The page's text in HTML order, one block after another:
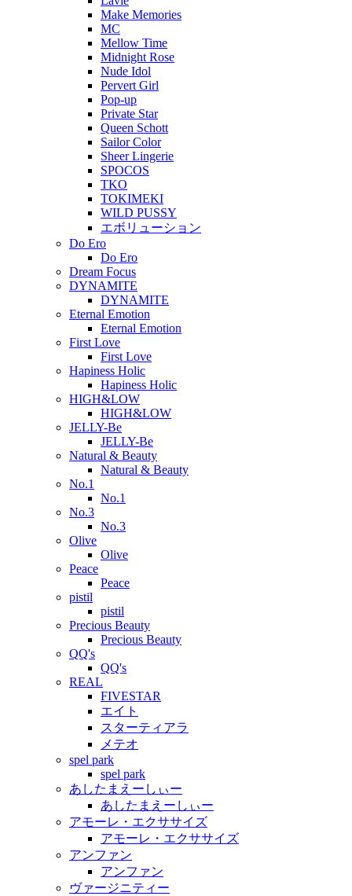
Make Memories
MC
Mellow Time
Midnight Rose
Nude Idol
Pervert Girl
Pop-up
Private Star
Queen Schott
Sailor Color
Sheer Lingerie
SPOCOS
TKO
TOKIMEKI
WILD PUSSY
エボリューション
Do Ero
Do Ero
Dream Focus
DYNAMITE
DYNAMITE
Eternal Emotion
Eternal Emotion
First Love
First Love
Hapiness Holic
Hapiness Holic
HIGH&LOW
HIGH&LOW
JELLY-Be
JELLY-Be
Natural & Beauty
Natural & Beauty
No.1
No.1
No.3
No.3
Olive
Olive
Peace
Peace
pistil
pistil
Precious Beauty
Precious Beauty
QQ's
QQ's
REAL
FIVESTAR
エイト
スターティアラ
メテオ
spel park
spel park
あしたまえーしぃー
あしたまえーしぃー
アモーレ・エクササイズ
アモーレ・エクササイズ
アンファン
アンファン
ヴァージニティー